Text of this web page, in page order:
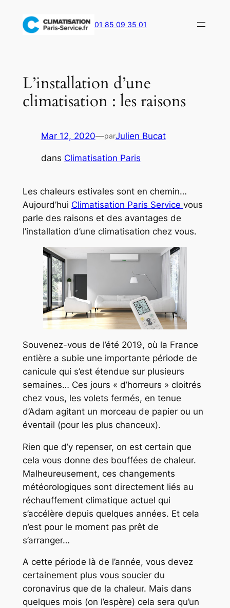
01 85 09 35 01
L’installation d’une
climatisation : les raisons
Mar 12, 2020—parJulien Bucat
dans Climatisation Paris
Les chaleurs estivales sont en chemin…
Aujourd’hui Climatisation Paris Service vous
parle des raisons et des avantages de
l’installation d’une climatisation chez vous.
Souvenez-vous de l’été 2019, où la France
entière a subie une importante période de
canicule qui s’est étendue sur plusieurs
semaines… Ces jours « d’horreurs » cloitrés
chez vous, les volets fermés, en tenue
d’Adam agitant un morceau de papier ou un
éventail (pour les plus chanceux).
Rien que d’y repenser, on est certain que
cela vous donne des bouffées de chaleur.
Malheureusement, ces changements
météorologiques sont directement liés au
réchauffement climatique actuel qui
s’accélère depuis quelques années. Et cela
n’est pour le moment pas prêt de
s’arranger…
A cette période là de l’année, vous devez
certainement plus vous soucier du
coronavirus que de la chaleur. Mais dans
quelques mois (on l’espère) cela sera qu’un